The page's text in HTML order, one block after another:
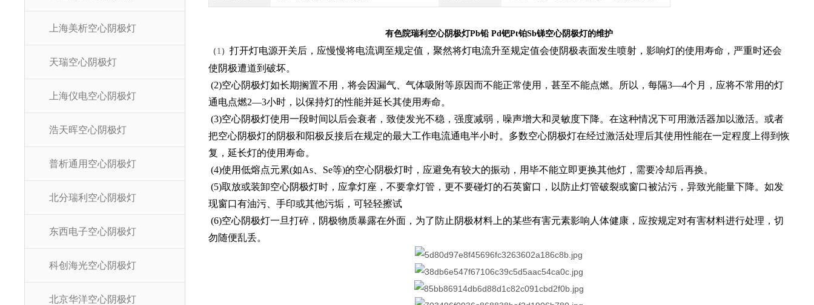
上海美析空心阴极灯
天瑞空心阴极灯
上海仪电空心阴极灯
浩天晖空心阴极灯
普析通用空心阴极灯
北分瑞利空心阴极灯
东西电子空心阴极灯
科创海光空心阴极灯
北京华洋空心阴极灯
有色院瑞利空心阴极灯Pb铅 Pd钯Pt铂Sb锑空心阴极灯的维护
（ 1 ） 打开灯电源开关后，应慢慢将电流调至规定值，聚然将灯电流升至规定值会使阴极表面发生喷射，影响灯的使用寿命，严重时还会
使阴极遭道到破坏。
(2)空心阴极灯如长期搁置不用，将会因漏气、气体吸附等原因而不能正常使用，甚至不能点燃。所以，每隔3—4个月，应将不常用的灯
通电点燃2—3小时，以保持灯的性能并延长其使用寿命。
(3)空心阴极灯使用一段时间以后会衰者，致使发光不稳，强度减弱，噪声增大和灵敏度下降。在这种情况下可用激活器加以激活。或者
把空心阴极灯的阴极和阳极反接后在规定的最大工作电流通电半小时。多数空心阴极灯在经过激活处理后其使用性能在一定程度上得到恢
复，延长灯的使用寿命。
(4)使用低熔点元累(如As、Se等)的空心阴极灯时，应避免有较大的振动，用毕不能立即更换其他灯，需要冷却后再换。
(5)取放或装卸空心阴极灯时，应拿灯座，不要拿灯管，更不要碰灯的石英窗口，以防止灯管破裂或窗口被沾污，异致光能量下降。如发
现窗口有油污、手印或其他污垢，可轻轻擦试
(6)空心阴极灯一旦打碎，阴极物质暴露在外面，为了防止阴极材料上的某些有害元素影响人体健康，应按规定对有害材料进行处理，切
勿随便乱丢。